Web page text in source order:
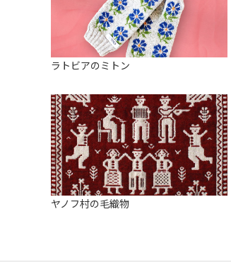
ラトビアのミトン
ヤノフ村の毛織物